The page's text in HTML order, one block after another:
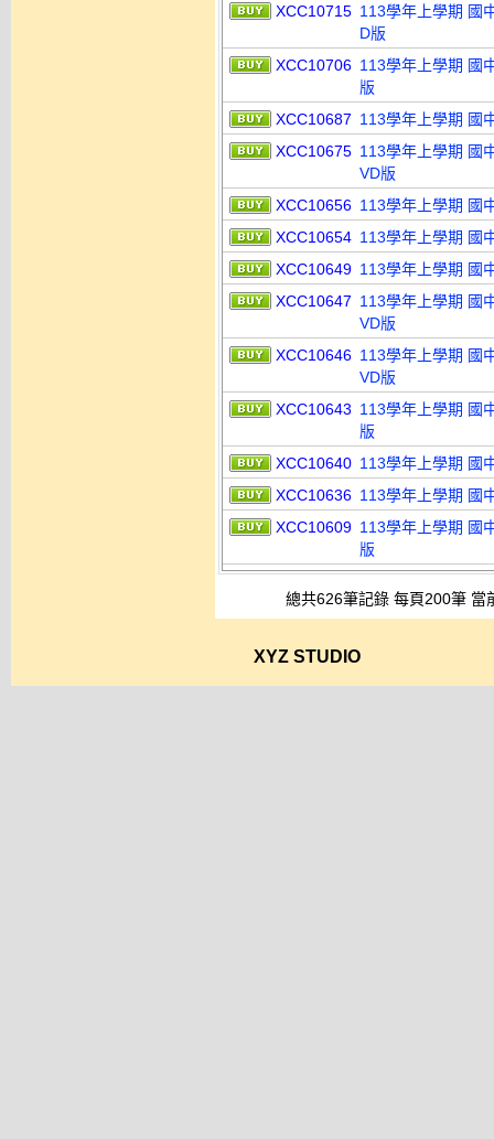
XCC10715 113學年上學期 國
D版
XCC10706 113學年上學期 國
版
XCC10687 113學年上學期 國
XCC10675 113學年上學期 國
VD版
XCC10656 113學年上學期 國
XCC10654 113學年上學期 國
XCC10649 113學年上學期 國
XCC10647 113學年上學期 國
VD版
XCC10646 113學年上學期 國
VD版
XCC10643 113學年上學期 國
版
XCC10640 113學年上學期 國
XCC10636 113學年上學期 國
XCC10609 113學年上學期 國
版
總共626筆記錄 每頁200筆
XYZ STUDIO